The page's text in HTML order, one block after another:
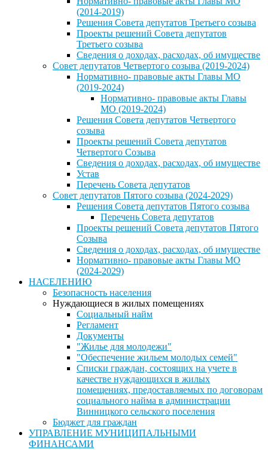
(2014-2019)
Решения Совета депутатов Третьего созыва
Проекты решений Совета депутатов
Третьего созыва
Сведения о доходах, расходах, об имуществе
Совет депутатов Четвертого созыва (2019-2024)
Нормативно- правовые акты Главы МО
(2019-2024)
Нормативно- правовые акты Главы
МО (2019-2024)
Решения Совета депутатов Четвертого
созыва
Проекты решений Совета депутатов
Четвертого Созыва
Сведения о доходах, расходах, об имуществе
Устав
Перечень Совета депутатов
Совет депутатов Пятого созыва (2024-2029)
Решения Совета депутатов Пятого созыва
Перечень Совета депутатов
Проекты решений Совета депутатов Пятого
Созыва
Сведения о доходах, расходах, об имуществе
Нормативно- правовые акты Главы МО
(2024-2029)
НАСЕЛЕНИЮ
Безопасность населения
Нуждающиеся в жилых помещениях
Социальный найм
Регламент
Документы
"Жилье для молодежи"
"Обеспечение жильем молодых семей"
Списки граждан, состоящих на учете в
качестве нуждающихся в жилых
помещениях, предоставляемых по договорам
социального найма в администрации
Винницкого сельского поселения
Бюджет для граждан
УПРАВЛЕНИЕ МУНИЦИПАЛЬНЫМИ
ФИНАНСАМИ